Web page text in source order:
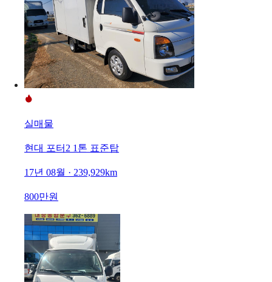
실매물
현대 포터2 1톤 표준탑
17년 08월 · 239,929km
800만원